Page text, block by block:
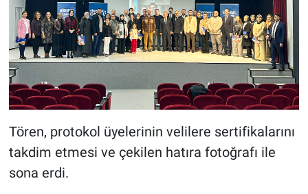
Tören, protokol üyelerinin velilere sertifikalarını
takdim etmesi ve çekilen hatıra fotoğrafı ile
sona erdi.